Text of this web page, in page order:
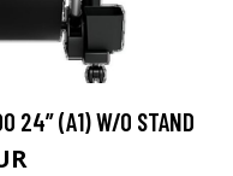
24” (A1) W/O STAND